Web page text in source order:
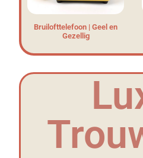
Bruilofttelefoon | Geel en
Gezellig